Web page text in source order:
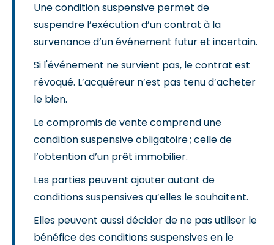
Une condition suspensive permet de
suspendre l’exécution d’un contrat à la
survenance d’un événement futur et incertain.
Si l'événement ne survient pas, le contrat est
révoqué. L’acquéreur n’est pas tenu d’acheter
le bien.
Le compromis de vente comprend une
condition suspensive obligatoire ; celle de
l’obtention d’un prêt immobilier.
Les parties peuvent ajouter autant de
conditions suspensives qu’elles le souhaitent.
Elles peuvent aussi décider de ne pas utiliser le
bénéfice des conditions suspensives en le